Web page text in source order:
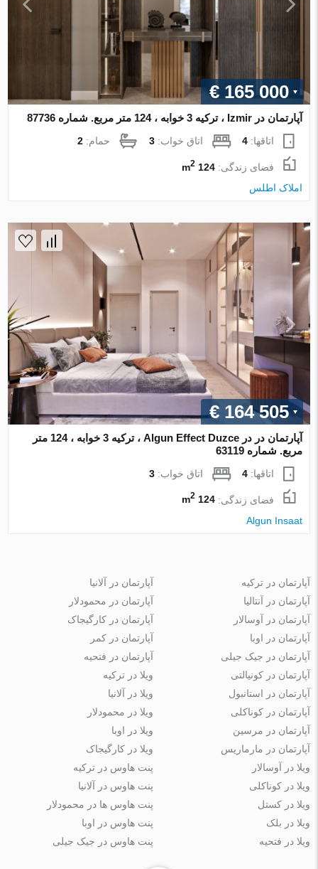
€ 165 000
آپارتمان در Izmir ، ترکیه 3 خوابه ، 124 متر مربع. شماره 87736
اتاقها:4 اتاق خواب:3 حمام:2
فضای زندگی:124 m
2
املاک اطلس
€ 164 505
آپارتمان در در Algun Effect Duzce ، ترکیه 3 خوابه ، 124 متر
مربع. شماره 63119
اتاقها:4 اتاق خواب:3
فضای زندگی:124 m
2
Algun Insaat
آپارتمان در ترکیه
آپارتمان در آنتالیا
آپارتمان در آوسالار
آپارتمان در اوبا
آپارتمان در جیک جیلی
آپارتمان در آلانیا
آپارتمان در محمودلار
آپارتمان در کارگیجاک
آپارتمان در کمر
آپارتمان در فتحیه
آپارتمان در کونیالتی
آپارتمان در استانبول
آپارتمان در کوناکلی
آپارتمان در مرسین
آپارتمان در مارماریس
ویلا در ترکیه
ویلا در آلانیا
ویلا در محمودلار
ویلا در اوبا
ویلا در کارگیجاک
ویلا در آوسالار
ویلا در کوناکلی
ویلا در کستل
ویلا در بلک
ویلا در فتحیه
پنت هاوس در ترکیه
پنت هاوس در آلانیا
پنت هاوس ها در محمودلار
پنت هاوس در اوبا
پنت هاوس در جیک جیلی